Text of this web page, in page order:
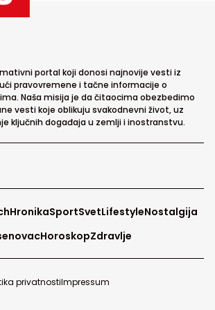
portal koji donosi najnovije vesti iz
pravovremene i tačne informacije o
Naša misija je da čitaocima obezbedimo
vesti koje oblikuju svakodnevni život, uz
ključnih događaja u zemlji i inostranstvu.
HronikaSportSvetLifestyleNostalgija
HoroskopZdravlje
privatnostiImpressum